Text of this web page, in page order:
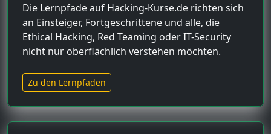
Die Lernpfade auf Hacking-Kurse.de richten sich
an Einsteiger, Fortgeschrittene und alle, die
Ethical Hacking, Red Teaming oder IT-Security
nicht nur oberflächlich verstehen möchten.
Zu den Lernpfaden